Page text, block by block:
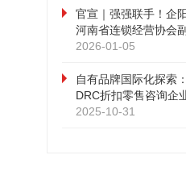
官宣｜强强联手！企
河南省连锁经营协会
2026-01-05
自有品牌国际化探索
DRC折扣零售咨询企
2025-10-31